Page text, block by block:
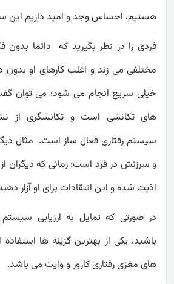
هستیم، احساس وجد و امید داریم
فردی را در نظر بگیرید که دائما
مختلفی می زند و اغلب کارهای او بدون
خیلی سریع انجام می شود؛ می توان گفت
های تکانشی است و تکانشگری از
سیستم رفتاری فعال ساز است. مثال
و سرزنش در فرد است؛ زمانی که دیگران از
اذیت شده و این انتقادات برای او آزار
در صورتی که تمایل به ارزیابی
باشید، یکی از بهترین گزینه ها
های مغزی رفتاری کارور و وایت می باشد.